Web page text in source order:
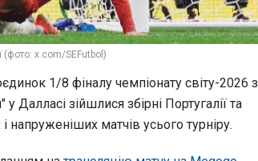
(фото: x.com/SEFutbol)
1/8 фіналу чемпіонату світу-2026 з
Далласі зійшлися збірні Португалії та
напруженіших матчів усього турніру.